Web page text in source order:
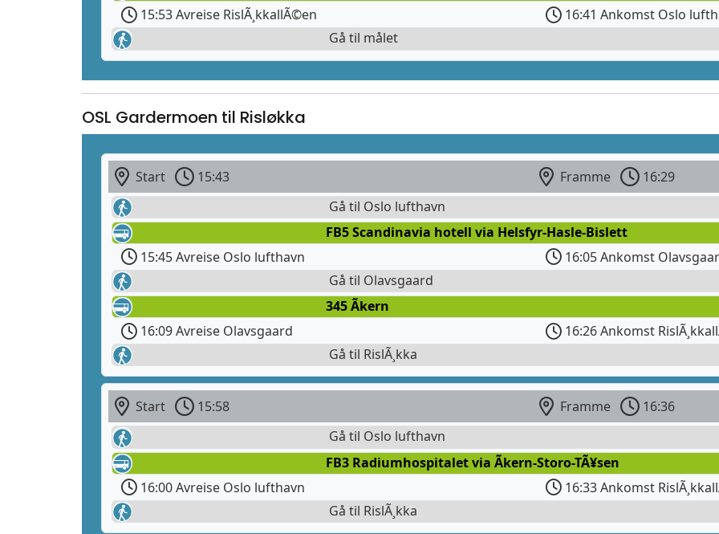
15:53 Avreise RislÃ¸kkallÃ©en
16:41 Ankomst Oslo
Gå til målet
OSL Gardermoen til Risløkka
Start 15:43 Framme
16:29
Gå til Oslo lufthavn
FB5 Scandinavia hotell via Helsfyr-Hasle-Bislett
15:45 Avreise Oslo lufthavn
16:05 Ankomst
Gå til Olavsgaard
345 Ãkern
16:09 Avreise Olavsgaard
16:26 Ankomst
Gå til RislÃ¸kka
Start 15:58 Framme
16:36
Gå til Oslo lufthavn
FB3 Radiumhospitalet via Ãkern-Storo-TÃ¥sen
16:00 Avreise Oslo lufthavn
16:33 Ankomst
Gå til RislÃ¸kka